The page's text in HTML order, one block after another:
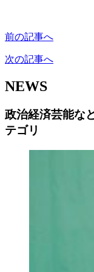
前の記事へ
次の記事へ
NEWS
政治経済芸能な
テゴリ